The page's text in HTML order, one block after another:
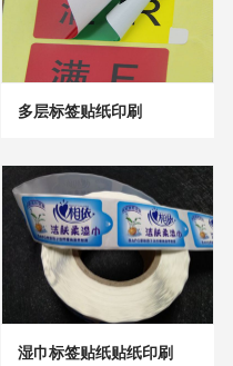
多层标签贴纸印刷
湿巾标签贴纸贴纸印刷